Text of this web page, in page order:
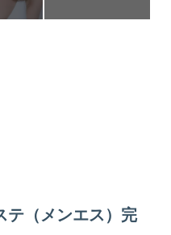
テ（メンエス）完